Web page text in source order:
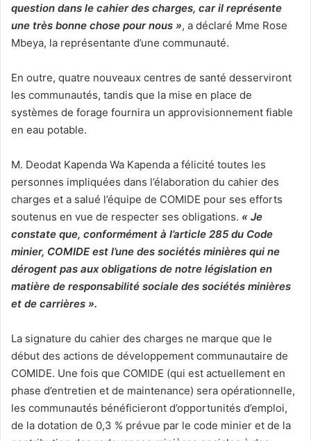
question dans le cahier des charges, car il représente
une très bonne chose pour nous », a déclaré Mme Rose
Mbeya, la représentante d’une communauté.
En outre, quatre nouveaux centres de santé desserviront
les communautés, tandis que la mise en place de
systèmes de forage fournira un approvisionnement fiable
en eau potable.
M. Deodat Kapenda Wa Kapenda a félicité toutes les
personnes impliquées dans l’élaboration du cahier des
charges et a salué l’équipe de COMIDE pour ses efforts
soutenus en vue de respecter ses obligations. « Je
constate que, conformément à l’article 285 du Code
minier, COMIDE est l’une des sociétés minières qui ne
dérogent pas aux obligations de notre législation en
matière de responsabilité sociale des sociétés minières
et de carrières ».
La signature du cahier des charges ne marque que le
début des actions de développement communautaire de
COMIDE. Une fois que COMIDE (qui est actuellement en
phase d’entretien et de maintenance) sera opérationnelle,
les communautés bénéficieront d’opportunités d’emploi,
de la dotation de 0,3 % prévue par le code minier et de la